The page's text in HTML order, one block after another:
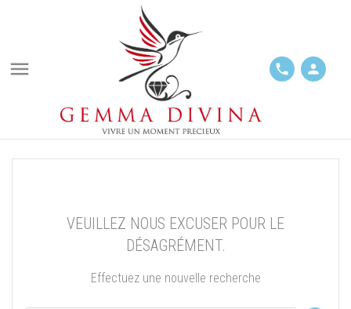
 phone person
VEUILLEZ NOUS EXCUSER POUR LE
DÉSAGRÉMENT.
Effectuez une nouvelle recherche